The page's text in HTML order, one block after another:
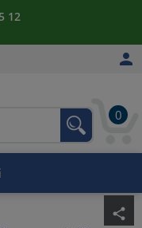
12

0
share